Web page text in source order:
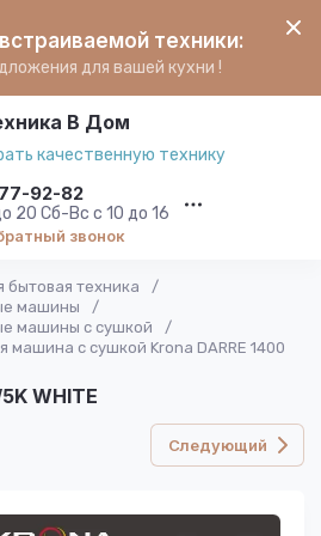
техники:
для вашей кухни !
В Дом
качественную технику
92-82
20 Сб-Вс с 10 до 16
звонок
бытовая техника
/
машины
/
машины с сушкой
/
машина с сушкой Krona DARRE 1400
WHITE
Следующий